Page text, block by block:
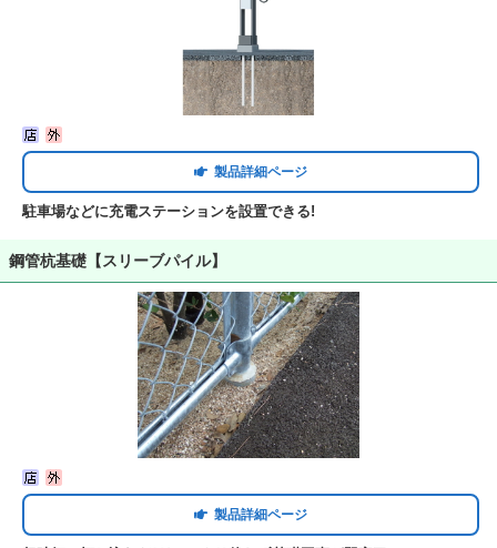
製品詳細ページ
駐車場などに充電ステーションを設置できる!
鋼管杭基礎【スリーブパイル】
製品詳細ページ